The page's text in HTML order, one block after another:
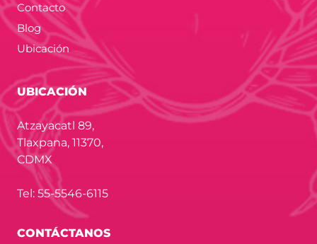
Contacto
Blog
Ubicación
UBICACIÓN
Atzayacatl 89,
Tlaxpana, 11370,
CDMX
Tel: 55-5546-6115
CONTÁCTANOS